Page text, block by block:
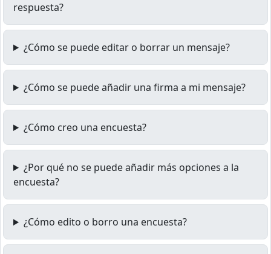
respuesta?
¿Cómo se puede editar o borrar un mensaje?
¿Cómo se puede añadir una firma a mi mensaje?
¿Cómo creo una encuesta?
¿Por qué no se puede añadir más opciones a la
encuesta?
¿Cómo edito o borro una encuesta?